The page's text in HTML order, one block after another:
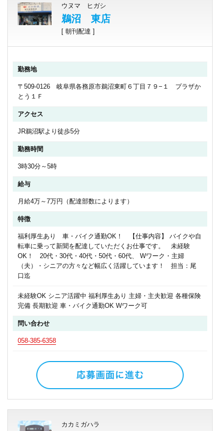
ウヌマ ヒガシ
鵜沼 東店
[ 朝刊配達 ]
勤務地
〒509-0126 岐阜県各務原市鵜沼東町６丁目７９−１ プラザか
とう１Ｆ
アクセス
JR鵜沼駅より徒歩5分
勤務時間
3時30分～5時
給与
月給4万～7万円（配達部数によります）
特徴
福利厚生あり 車・バイク通勤OK！ 【仕事内容】 バイクや自
転車に乗って新聞を配達していただくお仕事です。 未経験
OK！ 20代・30代・40代・50代・60代、 Wワーク・主婦
（夫）・シニアの方々など幅広く活躍しています！ 担当：尾
口迄
未経験OK シニア活躍中 福利厚生あり 主婦・主夫歓迎 各種保険
完備 長期歓迎 車・バイク通勤OK Wワーク可
問い合わせ
058-385-6358
カカミガハラ